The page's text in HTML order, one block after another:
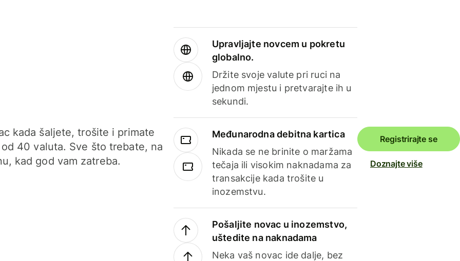
kada šaljete, trošite i primate
40 valuta. Sve što trebate, na
kad god vam zatreba.
Upravljajte novcem u pokretu
globalno.
Držite svoje valute pri ruci na
jednom mjestu i pretvarajte ih u
sekundi.
Međunarodna debitna kartica
Nikada se ne brinite o maržama
tečaja ili visokim naknadama za
transakcije kada trošite u
inozemstvu.
Pošaljite novac u inozemstvo,
uštedite na naknadama
Neka vaš novac ide dalje, bez
Registrirajte se
Doznajte više